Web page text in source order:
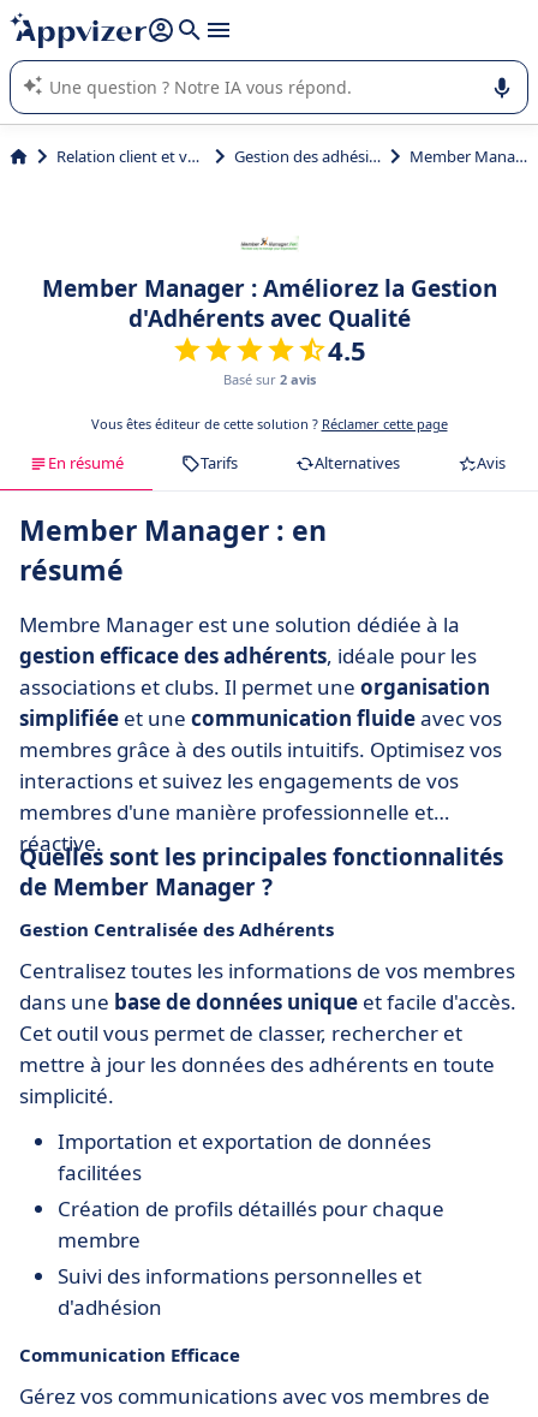
répondre (plusieurs lignes avec
L'IA de Appvizer vous guide dans l'utilisation ou la sélection de
logiciel SaaS en entreprise.
Relation client et vente Gestion des adhésions Member Manager
Member Manager : Améliorez la Gestion
d'Adhérents avec Qualité
4.5
Basé sur 2 avis
Vous êtes éditeur de cette solution ? Réclamer cette page
En résumé Tarifs Alternatives Avis
Member Manager : en
résumé
Membre Manager est une solution dédiée à la
gestion efficace des adhérents, idéale pour les
associations et clubs. Il permet une organisation
simplifiée et une communication fluideavec vos
membres grâce à des outils intuitifs. Optimisez vos
interactions et suivez les engagements de vos
membres d'une manière professionnelle et
réactive.
Quelles sont les principales fonctionnalités
de Member Manager ?
Gestion Centralisée des Adhérents
Centralisez toutes les informations de vos membres
dans une base de données unique et facile d'accès.
Cet outil vous permet de classer, rechercher et
mettre à jour les données des adhérents en toute
simplicité.
Importation et exportation de données
facilitées
Création de profils détaillés pour chaque
membre
Suivi des informations personnelles et
d'adhésion
Communication Efficace
Gérez vos communications avec vos membres de